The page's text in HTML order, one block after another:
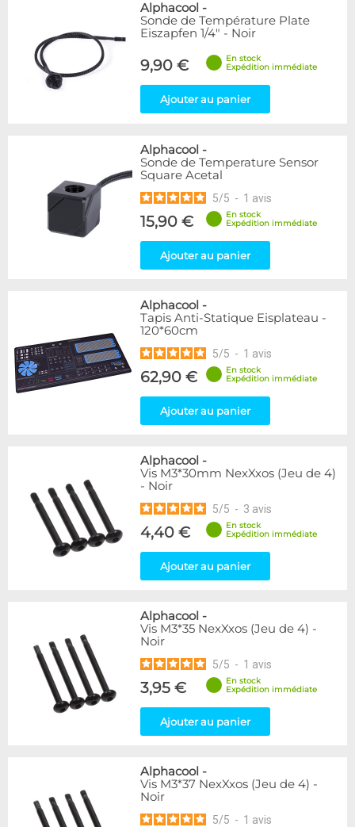
Alphacool -
Sonde de Température Plate
Eiszapfen 1/4" - Noir
9,90 €
En stock
Expédition immédiate
Ajouter au panier
Alphacool -
Sonde de Temperature Sensor
Square Acetal
5/5 - 1 avis
15,90 €
En stock
Expédition immédiate
Ajouter au panier
Alphacool -
Tapis Anti-Statique Eisplateau -
120*60cm
5/5 - 1 avis
62,90 €
En stock
Expédition immédiate
Ajouter au panier
Alphacool -
Vis M3*30mm NexXxos (Jeu de 4)
- Noir
5/5 - 3 avis
4,40 €
En stock
Expédition immédiate
Ajouter au panier
Alphacool -
Vis M3*35 NexXxos (Jeu de 4) -
Noir
5/5 - 1 avis
3,95 €
En stock
Expédition immédiate
Ajouter au panier
Alphacool -
Vis M3*37 NexXxos (Jeu de 4) -
Noir
5/5 - 1 avis